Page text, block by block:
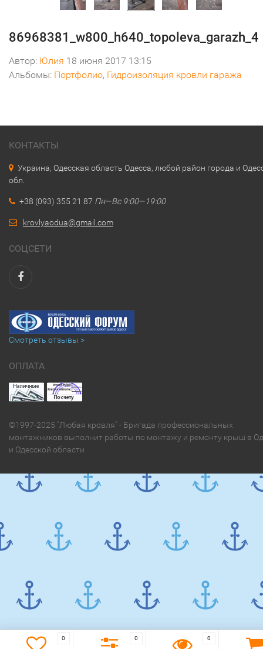
86968381_w800_h640_topoleva_garazh_4
Автор: Юлия 18 июня 2017 13:15
Альбомы: Портфолио, Гидроизоляция кровли гаража
КОНТАКТЫ
Украина, Одесская область Одесса, любой район города и
обл.
+38 (093) 355 21 87 Пн—Вс 9:00—19:00
krovlyaodua@gmail.com
СОЦСЕТИ
Смотреть отзывы >
ОПЛАТА
©1997-2025 "Любая кровля" - Бригада профессиональных
монтажников выполнит работы по монтажу и ремонту крыш в
и Одесской области
0 0 0